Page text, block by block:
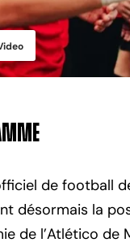
de football
désormais la
de l’Atlético de